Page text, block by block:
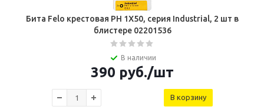
Бита Felo крестовая PH 1X50, серия Industrial, 2 шт в
блистере 02201536
В наличии
390 руб./шт
В корзину